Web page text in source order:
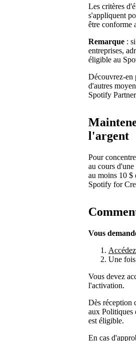
Les critères
s'appliquent
être conforme
Remarque :
entreprises,
éligible au
Découvrez-en
d'autres
Spotify
l'argent
Pour
au cours
au moins 10 $
Spotify for
Vous
Une
Vous devez
l'activation.
Dès réception
aux Politiques
est éligible.
En cas